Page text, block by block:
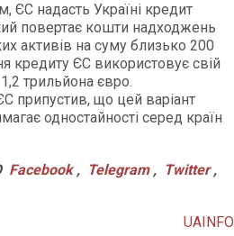
ЄС надасть Україні кредит
повертає кошти надходжень
активів на суму близько 200
кредиту ЄС використовує свій
трильйона євро.
припустив, що цей варіант
одностайності серед країн
Facebook, Telegram, Twitter,
UAINFO